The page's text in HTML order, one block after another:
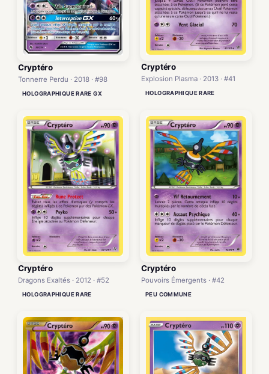
Cryptéro
Tonnerre Perdu · 2018 · #98
HOLOGRAPHIQUE RARE GX
Cryptéro
Explosion Plasma · 2013 · #41
HOLOGRAPHIQUE RARE
Cryptéro
Dragons Exaltés · 2012 · #52
HOLOGRAPHIQUE RARE
Cryptéro
Pouvoirs Émergents · #42
PEU COMMUNE